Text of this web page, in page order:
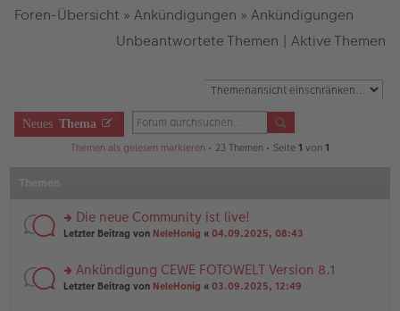
Foren-Übersicht » Ankündigungen » Ankündigungen
Unbeantwortete Themen | Aktive Themen
Neues Thema
Themen als gelesen markieren • 23 Themen • Seite 1 von 1
rs
u
n
Die neue Community ist live!
Letzter Beitrag von NeleHonig « 04.09.2025, 08:43
rs
Ankündigung CEWE FOTOWELT Version 8.1
Letzter Beitrag von NeleHonig « 03.09.2025, 12:49